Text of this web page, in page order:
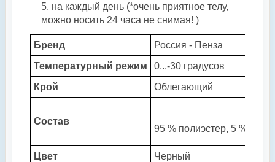
на каждый день (*очень приятное телу,
можно носить 24 часа не снимая! )
Бренд
Россия - Пенза
Температурный режим
0...-30 градусов
Крой
Облегающий
Состав
95 % полиэстер, 5 %
Цвет Черный